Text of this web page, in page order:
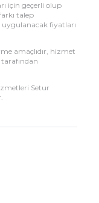
için geçerli olup
talep
fiyatları
amaçlıdır, hizmet
Setur